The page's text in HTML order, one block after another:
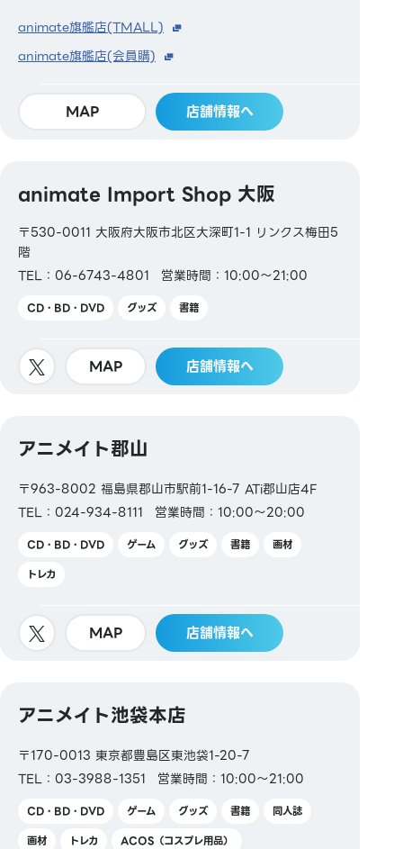
animate旗艦店(TMALL)
animate旗艦店(会員購)
MAP 店舗情報へ
animate Import Shop 大阪
〒530-0011 大阪府大阪市北区大深町1-1 リンクス梅田5
階
TEL：06-6743-4801
営業時間：10:00～21:00
CD・BD・DVD グッズ 書籍
MAP 店舗情報へ
アニメイト郡山
〒963-8002 福島県郡山市駅前1-16-7 ATi郡山店4F
TEL：024-934-8111
営業時間：10:00～20:00
CD・BD・DVD ゲーム グッズ 書籍
画材
トレカ
MAP 店舗情報へ
アニメイト池袋本店
〒170-0013 東京都豊島区東池袋1-20-7
TEL：03-3988-1351
営業時間：10:00～21:00
CD・BD・DVD ゲーム グッズ 書籍
同人誌
画材
トレカ ACOS（コスプレ用品）